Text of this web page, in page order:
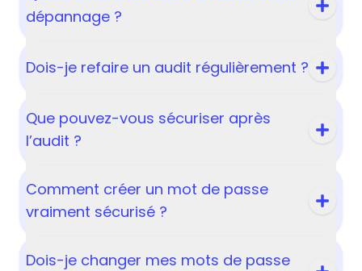
dépannage ?
Dois-je refaire un audit régulièrement ?
Que pouvez-vous sécuriser après
l’audit ?
Comment créer un mot de passe
vraiment sécurisé ?
Dois-je changer mes mots de passe